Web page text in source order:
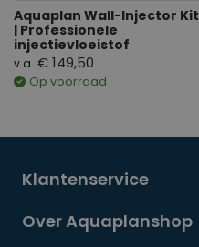
Aquaplan Wall-Injector Kit
| Professionele
injectievloeistof
v.a. € 149,50
Op voorraad
Klantenservice
Over Aquaplanshop